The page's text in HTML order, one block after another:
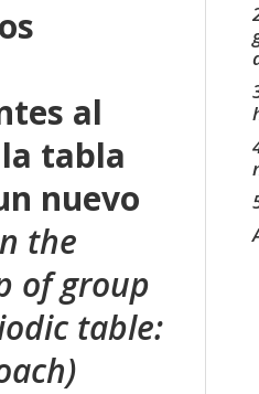
al
tabla
nuevo
the
of group
table: